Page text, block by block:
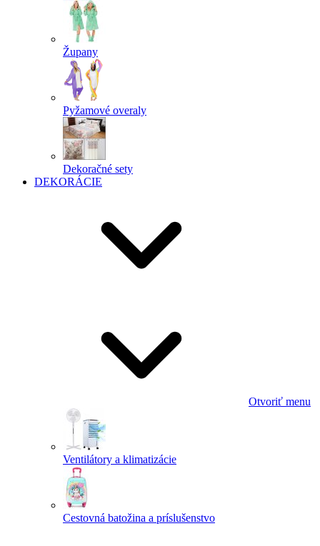
Župany
Pyžamové overaly
Dekoračné sety
DEKORÁCIE
Otvoriť menu
Ventilátory a klimatizácie
Cestovná batožina a príslušenstvo